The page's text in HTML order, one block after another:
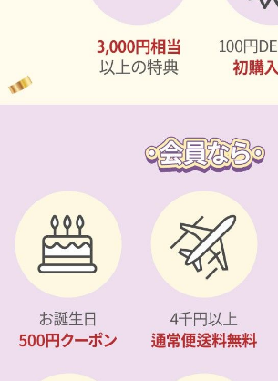
カスタマーサービス
ショッピングガイド
アプリダウンロード
INSTAGRAM LINE